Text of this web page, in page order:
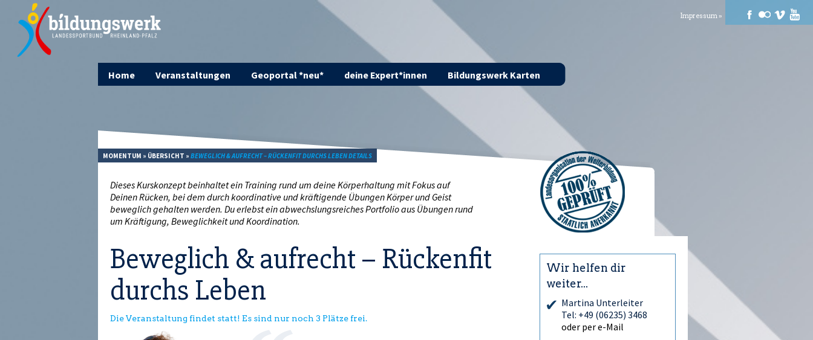
Home Veranstaltungen Geoportal *neu* deine Expert*innen Bildungswerk Karten
Impressum »
MOMENTUM » ÜBERSICHT » BEWEGLICH & AUFRECHT – RÜCKENFIT DURCHS LEBEN DETAILS
Dieses Kurskonzept beinhaltet ein Training rund um deine Körperhaltung mit Fokus auf
Deinen Rücken, bei dem durch koordinative und kräftigende Übungen Körper und Geist
beweglich gehalten werden. Du erlebst ein abwechslungsreiches Portfolio aus Übungen rund
um Kräftigung, Beweglichkeit und Koordination.
Beweglich & aufrecht – Rückenfit
durchs Leben
Die Veranstaltung findet statt! Es sind nur noch 3 Plätze frei.
Wir helfen dir
weiter...
Martina Unterleiter
Tel: +49 (06235) 3468
oder per e-Mail